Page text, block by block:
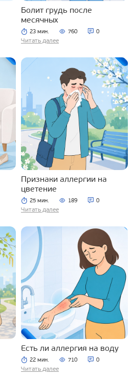
Болит грудь после
месячных
23 мин. 760 0
Читать далее
Признаки аллергии на
цветение
25 мин. 189 0
Читать далее
Есть ли аллергия на воду
22 мин. 710 0
Читать далее